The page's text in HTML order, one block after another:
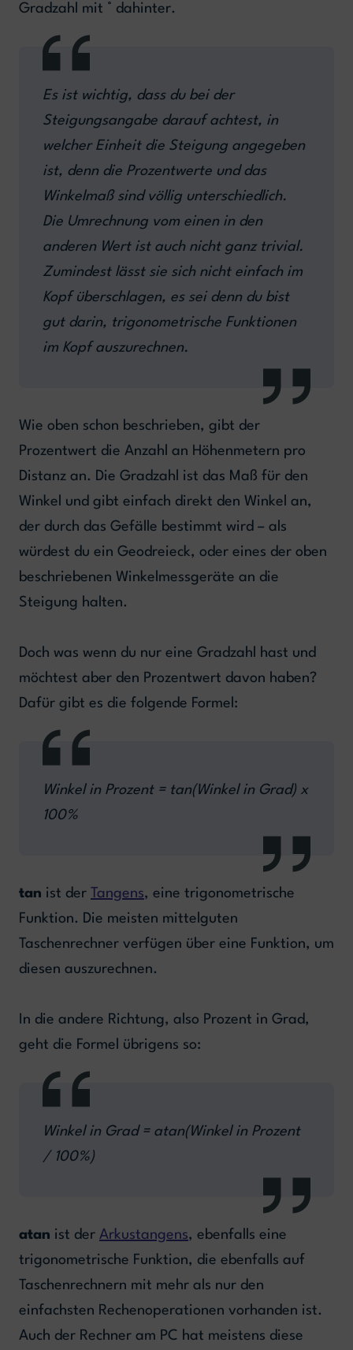
Gradzahl mit ° dahinter.
Es ist wichtig, dass du bei der
Steigungsangabe darauf achtest, in
welcher Einheit die Steigung angegeben
ist, denn die Prozentwerte und das
Winkelmaß sind völlig unterschiedlich.
Die Umrechnung vom einen in den
anderen Wert ist auch nicht ganz trivial.
Zumindest lässt sie sich nicht einfach im
Kopf überschlagen, es sei denn du bist
gut darin, trigonometrische Funktionen
im Kopf auszurechnen.
Wie oben schon beschrieben, gibt der
Prozentwert die Anzahl an Höhenmetern pro
Distanz an. Die Gradzahl ist das Maß für den
Winkel und gibt einfach direkt den Winkel an,
der durch das Gefälle bestimmt wird – als
würdest du ein Geodreieck, oder eines der oben
beschriebenen Winkelmessgeräte an die
Steigung halten.
Doch was wenn du nur eine Gradzahl hast und
möchtest aber den Prozentwert davon haben?
Dafür gibt es die folgende Formel:
Winkel in Prozent = tan(Winkel in Grad) x
100%
tan ist der Tangens, eine trigonometrische
Funktion. Die meisten mittelguten
Taschenrechner verfügen über eine Funktion, um
diesen auszurechnen.
In die andere Richtung, also Prozent in Grad,
geht die Formel übrigens so:
Winkel in Grad = atan(Winkel in Prozent
/ 100%)
atan ist der Arkustangens, ebenfalls eine
trigonometrische Funktion, die ebenfalls auf
Taschenrechnern mit mehr als nur den
einfachsten Rechenoperationen vorhanden ist.
Auch der Rechner am PC hat meistens diese